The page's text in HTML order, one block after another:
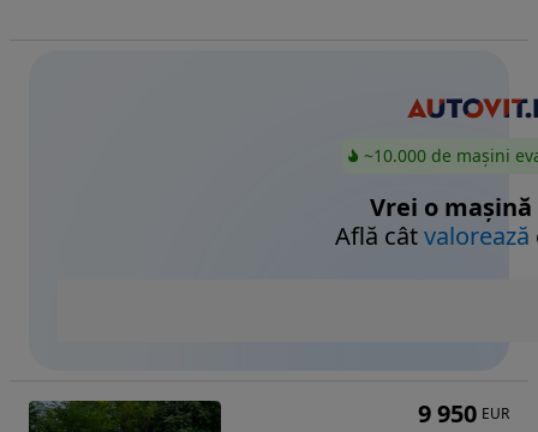
~10.000 de mașini
Vrei o mașină
Află câtvalorează
9 950 EUR